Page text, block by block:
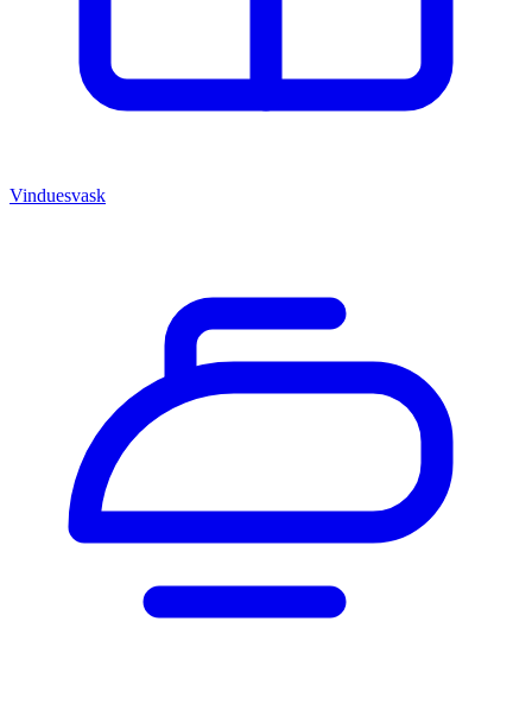
Vinduesvask